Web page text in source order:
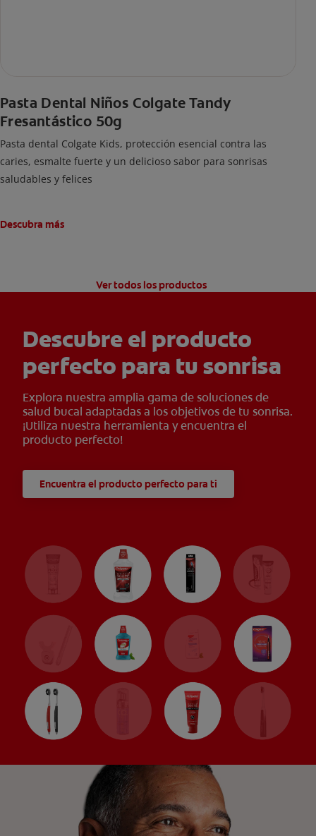
Pasta Dental Niños Colgate Tandy
Fresantástico 50g
Pasta dental Colgate Kids, protección esencial contra las
caries, esmalte fuerte y un delicioso sabor para sonrisas
saludables y felices
Descubra más
Ver todos los productos
Descubre el producto
perfecto para tu sonrisa
Explora nuestra amplia gama de soluciones de
salud bucal adaptadas a los objetivos de tu sonrisa.
¡Utiliza nuestra herramienta y encuentra el
producto perfecto!
Encuentra el producto perfecto para ti